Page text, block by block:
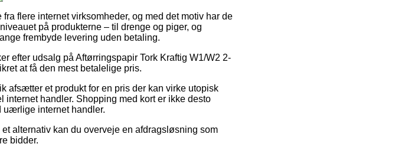
flere internet virksomheder, og med det motiv har de
på produkterne – til drenge og piger, og
frembyde levering uden betaling.
efter udsalg på Aftørringspapir Tork Kraftig W1/W2 2-
at få den mest betalelige pris.
afsætter et produkt for en pris der kan virke utopisk
handler. Shopping med kort er ikke desto
internet handler.
alternativ kan du overveje en afdragsløsning som
bidder.